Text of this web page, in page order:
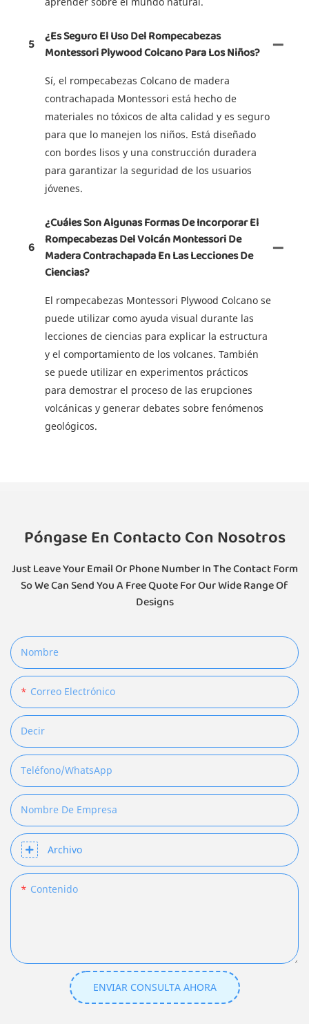
5
¿Es Seguro El Uso Del Rompecabezas
Montessori Plywood Colcano Para Los Niños?
Sí, el rompecabezas Colcano de madera
contrachapada Montessori está hecho de
materiales no tóxicos de alta calidad y es seguro
para que lo manejen los niños. Está diseñado
con bordes lisos y una construcción duradera
para garantizar la seguridad de los usuarios
jóvenes.
6
¿Cuáles Son Algunas Formas De Incorporar El
Rompecabezas Del Volcán Montessori De
Madera Contrachapada En Las Lecciones De
Ciencias?
El rompecabezas Montessori Plywood Colcano se
puede utilizar como ayuda visual durante las
lecciones de ciencias para explicar la estructura
y el comportamiento de los volcanes. También
se puede utilizar en experimentos prácticos
para demostrar el proceso de las erupciones
volcánicas y generar debates sobre fenómenos
geológicos.
Póngase En Contacto Con Nosotros
Just Leave Your Email Or Phone Number In The Contact Form
So We Can Send You A Free Quote For Our Wide Range Of
Designs
Nombre
Correo Electrónico
Decir
Teléfono/WhatsApp
Nombre De Empresa
Archivo
Contenido
ENVIAR CONSULTA AHORA